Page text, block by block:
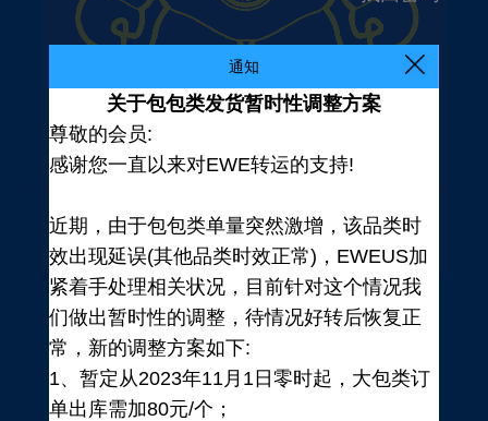
通知
关于包包类发货暂时性调整方案
尊敬的会员:
感谢您一直以来对EWE转运的支持!
近期，由于包包类单量突然激增，该品类时
效出现延误(其他品类时效正常)，EWEUS加
紧着手处理相关状况，目前针对这个情况我
们做出暂时性的调整，待情况好转后恢复正
常，新的调整方案如下:
1、暂定从2023年11月1日零时起，大包类订
单出库需加80元/个；